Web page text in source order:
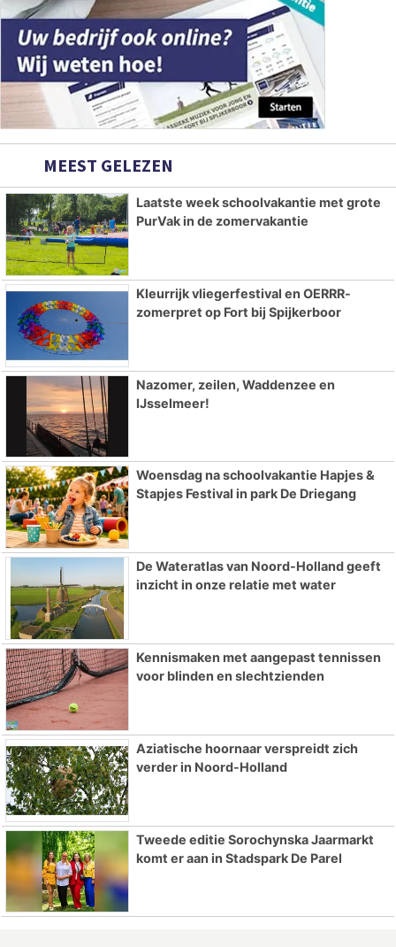
MEEST GELEZEN
Laatste week schoolvakantie met grote
PurVak in de zomervakantie
Kleurrijk vliegerfestival en OERRR-
zomerpret op Fort bij Spijkerboor
Nazomer, zeilen, Waddenzee en
IJsselmeer!
Woensdag na schoolvakantie Hapjes &
Stapjes Festival in park De Driegang
De Wateratlas van Noord-Holland geeft
inzicht in onze relatie met water
Kennismaken met aangepast tennissen
voor blinden en slechtzienden
Aziatische hoornaar verspreidt zich
verder in Noord-Holland
Tweede editie Sorochynska Jaarmarkt
komt er aan in Stadspark De Parel